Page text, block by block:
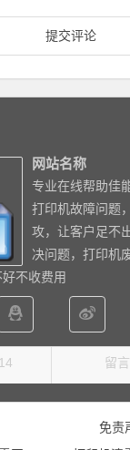
网站名称
专业在线帮助佳
打印机故障问题
攻，让客户足不
决问题，打印机
不收费用
留
免责